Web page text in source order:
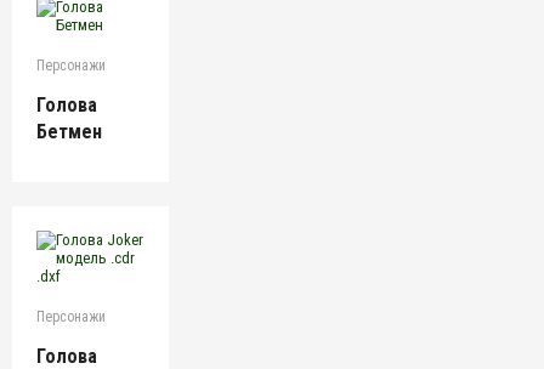
Персонажи
Голова
Бетмен
Персонажи
Голова